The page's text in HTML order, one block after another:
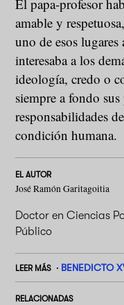
El papa-profesor
amable y
uno de esos
interesaba a los
ideología, credo o
siempre a fondo
responsabilidades
condición humana.
EL AUTOR
José Ramón Garitagoitia
Doctor en Ciencias
Público
LEER MÁS BENEDICTO
RELACIONADAS